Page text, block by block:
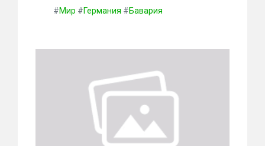
#Мир #Германия #Бавария